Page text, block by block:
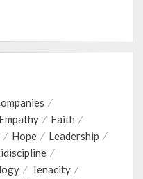
Empathy
Faith
Hope
Leadership
Tenacity